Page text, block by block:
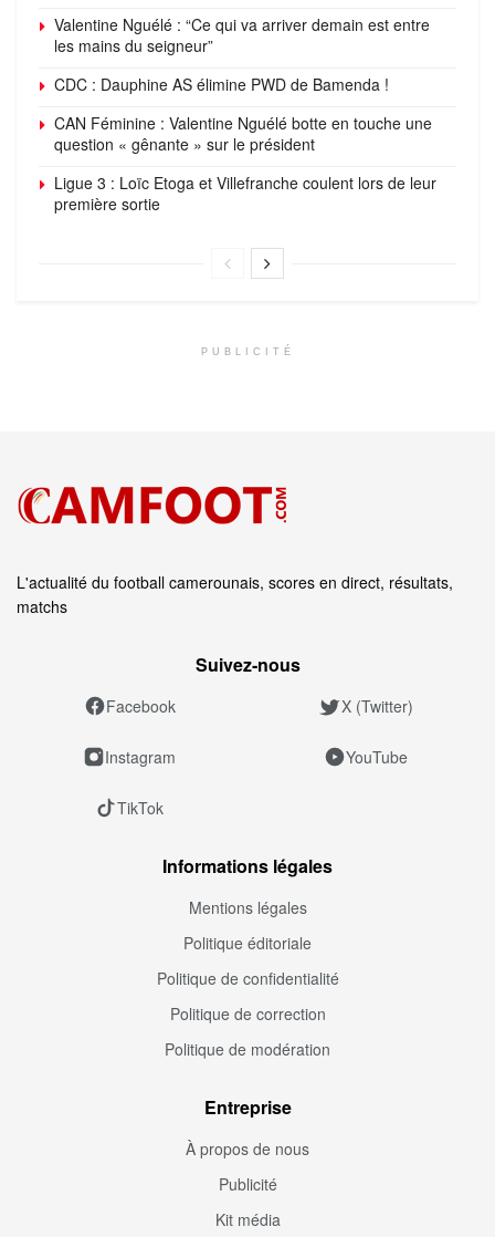
Valentine Nguélé : “Ce qui va arriver demain est entre
les mains du seigneur”
CDC : Dauphine AS élimine PWD de Bamenda !
CAN Féminine : Valentine Nguélé botte en touche une
question « gênante » sur le président
Ligue 3 : Loïc Etoga et Villefranche coulent lors de leur
première sortie
PUBLICITÉ
L'actualité du football camerounais, scores en direct, résultats,
matchs
Suivez‑nous
Facebook X (Twitter)
Instagram YouTube
TikTok
Informations légales
Mentions légales
Politique éditoriale
Politique de confidentialité
Politique de correction
Politique de modération
Entreprise
À propos de nous
Publicité
Kit média